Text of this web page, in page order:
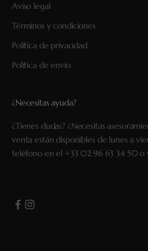
Aviso legal
Términos y condiciones
Política de privacidad
Política de envío
¿Necesitas ayuda?
¿Tienes dudas? ¿Necesitas
venta están disponibles de lunes a
teléfono en el +33 02 96 63 34 50o